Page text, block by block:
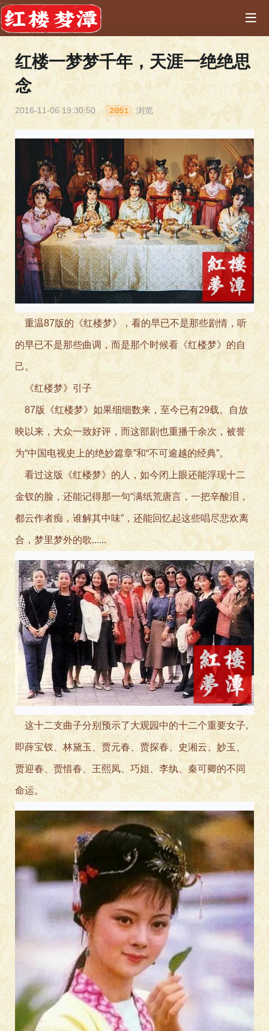
红楼一梦梦千年，天涯一绝绝思
念
2016-11-06 19:30:50 2051 浏览
重温87版的《红楼梦》，看的早已不是那些剧情，听
的早已不是那些曲调，而是那个时候看《红楼梦》的自
己。
《红楼梦》引子
87版《红楼梦》如果细细数来，至今已有29载。自放
映以来，大众一致好评，而这部剧也重播千余次，被誉
为“中国电视史上的绝妙篇章”和“不可逾越的经典”。
看过这版《红楼梦》的人，如今闭上眼还能浮现十二
金钗的脸，还能记得那一句“满纸荒唐言，一把辛酸泪，
都云作者痴，谁解其中味”，还能回忆起这些唱尽悲欢离
合，梦里梦外的歌......
这十二支曲子分别预示了大观园中的十二个重要女子,
即薛宝钗、林黛玉、贾元春、贾探春、史湘云、妙玉、
贾迎春、贾惜春、王熙凤、巧姐、李纨、秦可卿的不同
命运。